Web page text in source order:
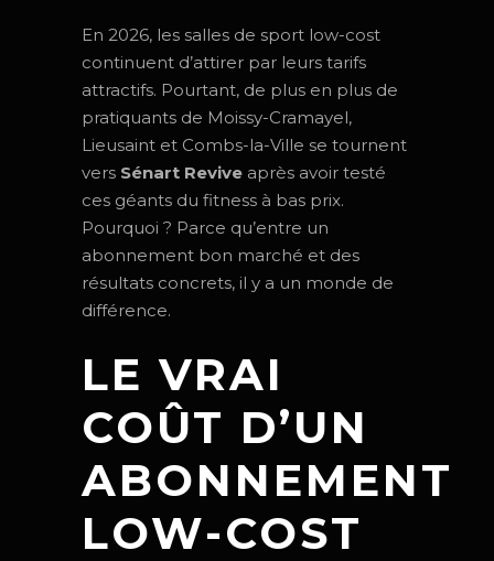
En 2026, les salles de sport low-cost
continuent d’attirer par leurs tarifs
attractifs. Pourtant, de plus en plus de
pratiquants de Moissy-Cramayel,
Lieusaint et Combs-la-Ville se tournent
vers Sénart Revive après avoir testé
ces géants du fitness à bas prix.
Pourquoi ? Parce qu’entre un
abonnement bon marché et des
résultats concrets, il y a un monde de
différence.
LE VRAI
COÛT D’UN
ABONNEMENT
LOW-COST